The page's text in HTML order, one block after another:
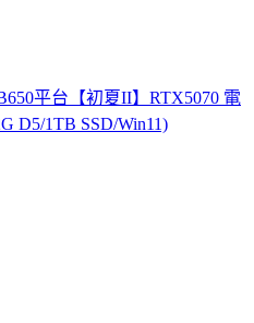
平台【初夏II】RTX5070 電
D5/1TB SSD/Win11)